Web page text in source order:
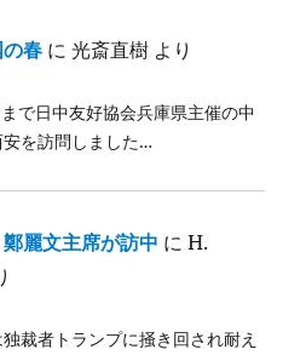
春 に光斎直樹 より
で日中友好協会兵庫県主催の中
を訪問しました…
麗文主席が訪中 にH.
裁者トランプに掻き回され耐え